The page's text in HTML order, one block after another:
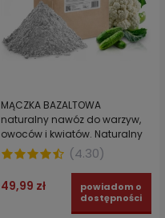
MĄCZKA BAZALTOWA
naturalny nawóz do warzyw,
owoców i kwiatów. Naturalny
środek na ślimaki 20 kg
(4.30)
49,99 zł
powiadom o
dostępności